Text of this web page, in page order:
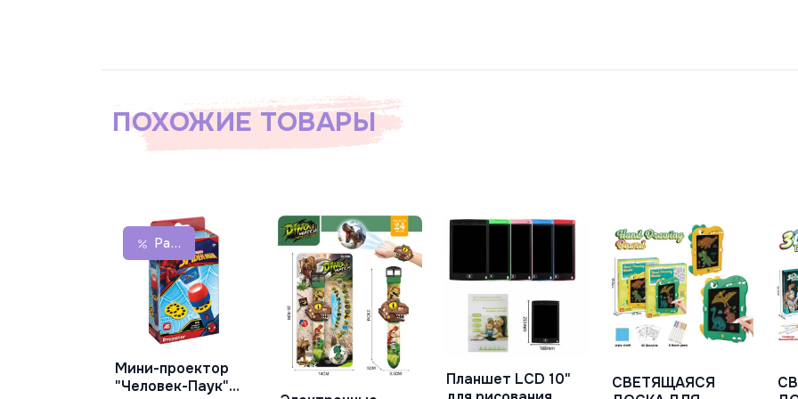
ПОХОЖИЕ ТОВАРЫ
Распродажа
В Корзину
Мини-проектор
"Человек-Паук"
В Корзину
Планшет LCD 10"
В Корзину
СВЕТЯЩАЯСЯ